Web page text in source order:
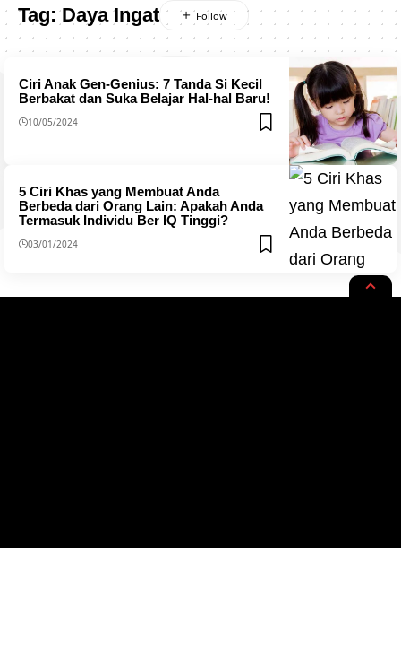
Tag:Daya Ingat
Ciri Anak Gen-Genius: 7 Tanda Si Kecil
Berbakat dan Suka Belajar Hal-hal Baru!
10/05/2024
5 Ciri Khas yang Membuat Anda
Berbeda dari Orang Lain: Apakah Anda
Termasuk Individu Ber IQ Tinggi?
03/01/2024